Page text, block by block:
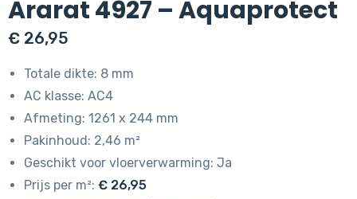
Ararat 4927 – Aquaprotect
€ 26,95
Totale dikte: 8 mm
AC klasse: AC4
Afmeting: 1261 x 244 mm
Pakinhoud: 2,46 m²
Geschikt voor vloerverwarming: Ja
Prijs per m²: € 26,95